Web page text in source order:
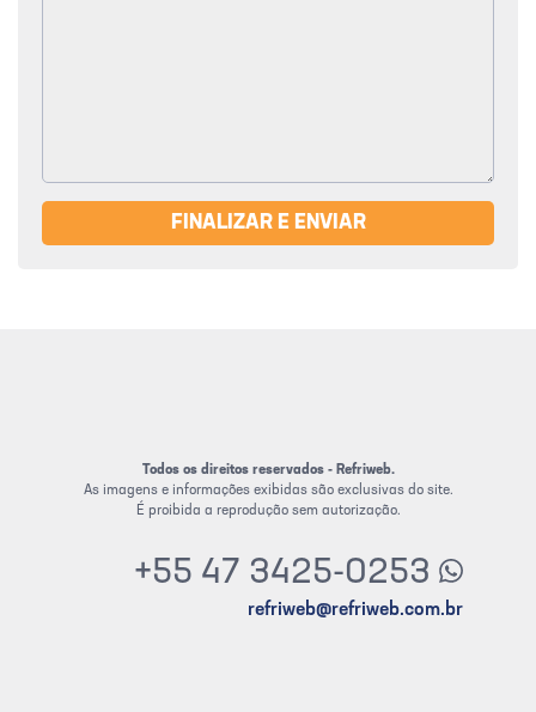
FINALIZAR E ENVIAR
Todos os direitos reservados - Refriweb.
As imagens e informações exibidas são exclusivas do site.
É proibida a reprodução sem autorização.
+55 47 3425-0253
refriweb@refriweb.com.br